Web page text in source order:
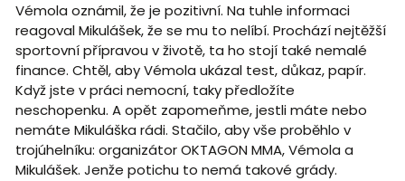
Vémola oznámil, že je pozitivní. Na tuhle informaci
reagoval Mikulášek, že se mu to nelíbí. Prochází nejtěžší
sportovní přípravou v životě, ta ho stojí také nemalé
finance. Chtěl, aby Vémola ukázal test, důkaz, papír.
Když jste v práci nemocní, taky předložíte
neschopenku. A opět zapomeňme, jestli máte nebo
nemáte Mikuláška rádi. Stačilo, aby vše proběhlo v
trojúhelníku: organizátor OKTAGON MMA, Vémola a
Mikulášek. Jenže potichu to nemá takové grády.